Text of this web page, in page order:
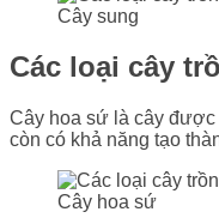
Cây sung
Các loại cây
Cây hoa sứ là cây được
còn có khả năng tạo
Cây hoa sứ